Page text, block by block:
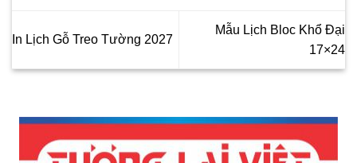
In Lịch Gỗ Treo Tường 2027
Mẫu Lịch Bloc Khổ Đại
17×24